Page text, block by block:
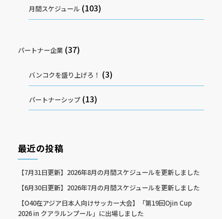
月間スケジュール (103)
パートナー企業 (37)
バンコクを盛り上げろ！ (3)
パートナーシップ (13)
最近の投稿
【7月31日更新】2026年8月の月間スケジュールを更新しました
【6月30日更新】2026年7月の月間スケジュールを更新しました
【O40在アジア日本人向けサッカー大会】「第19回Ojin Cup
2026 in クアラルンプール」に出場しました